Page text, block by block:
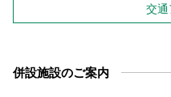
交
併設施設のご案内